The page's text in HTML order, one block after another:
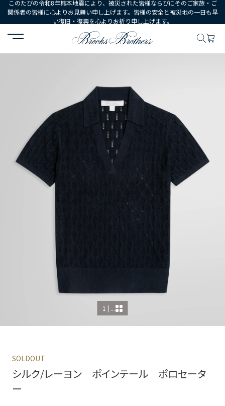
このたびの令和8年熊本地震により、被災された皆様ならびにそのご家族・ご
関係者の皆様に心よりお見舞い申し上げます。皆様の安全と被災地の一日も早
い復旧・復興を心よりお祈り申し上げます。
HOME ウェア トップス セーター シルク/レーヨ
1 | ...
SOLDOUT
シルク/レーヨン ポインテール ポロセータ
ー